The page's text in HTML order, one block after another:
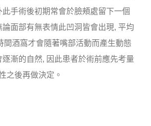
手術後初期常會於臉頰處留下一個
論面部有無表情此凹洞皆會出現, 平均
間酒窩才會隨著嘴部活動而產生動態
逐漸的自然, 因此患者於術前應先考量
之後再做決定。